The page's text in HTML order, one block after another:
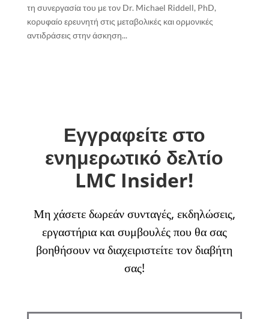
τη συνεργασία του με τον Dr. Michael Riddell, PhD,
κορυφαίο ερευνητή στις μεταβολικές και ορμονικές
αντιδράσεις στην άσκηση...
Εγγραφείτε στο
ενημερωτικό δελτίο
LMC Insider!
Μη χάσετε δωρεάν συνταγές, εκδηλώσεις,
εργαστήρια και συμβουλές που θα σας
βοηθήσουν να διαχειριστείτε τον διαβήτη
σας!